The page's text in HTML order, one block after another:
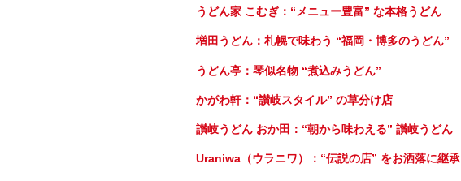
うどん家 こむぎ：“メニュー豊富” な本格うどん
増田うどん：札幌で味わう “福岡・博多のうどん”
うどん亭：琴似名物 “煮込みうどん”
かがわ軒：“讃岐スタイル” の草分け店
讃岐うどん おか田：“朝から味わえる” 讃岐うどん
Uraniwa（ウラニワ）：“伝説の店” をお洒落に継承